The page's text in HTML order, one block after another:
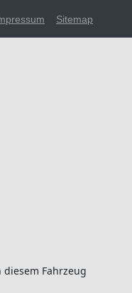
Sitemap
diesem Fahrzeug